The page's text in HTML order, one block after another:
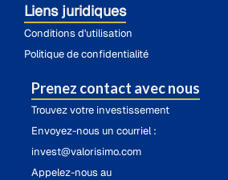
Liens juridiques
Conditions d'utilisation
Politique de confidentialité
Prenez contact avec nous
Trouvez votre investissement
Envoyez-nous un courriel :
invest@valorisimo.com
Appelez-nous au